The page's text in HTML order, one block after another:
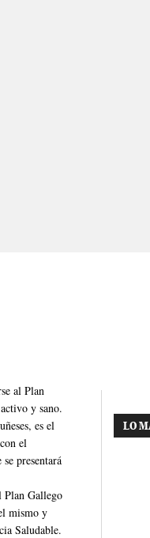
al Plan
y sano.
es el
el
presentará
Plan Gallego
mismo y
Saludable.
LO